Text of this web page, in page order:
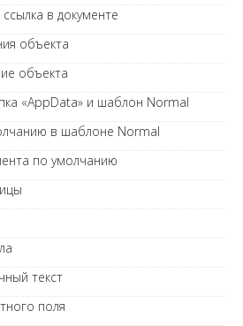
в документе
объекта
объекта
«AppData» и шаблон Normal
в шаблоне Normal
по умолчанию
текст
поля